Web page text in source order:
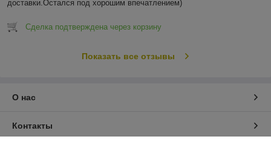
доставки.Остался под хорошим впечатлением)
Сделка подтверждена через корзину
Показать все отзывы
О нас
Контакты